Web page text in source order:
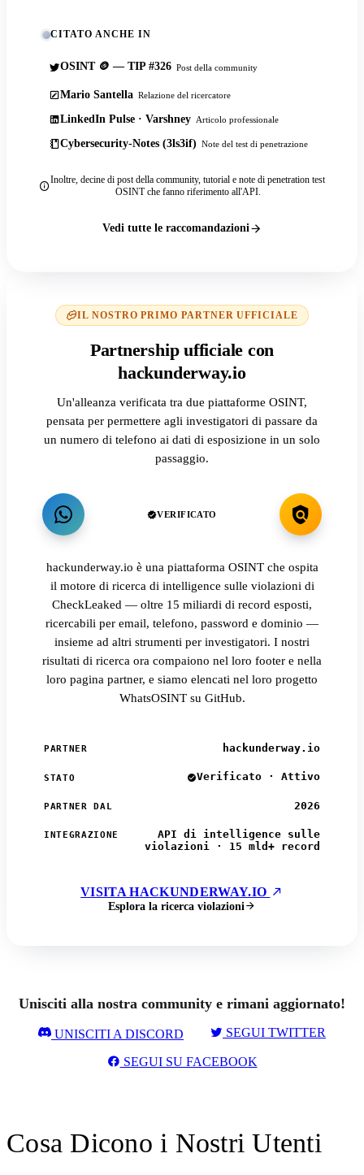
CITATO ANCHE IN
OSINT 🪙 — TIP #326 Post della community
Mario Santella Relazione del ricercatore
LinkedIn Pulse · Varshney Articolo professionale
Cybersecurity-Notes (3ls3if) Note del test di penetrazione
Inoltre, decine di post della community, tutorial e note di penetration test
OSINT che fanno riferimento all'API.
Vedi tutte le raccomandazioni
IL NOSTRO PRIMO PARTNER UFFICIALE
Partnership ufficiale con
hackunderway.io
Un'alleanza verificata tra due piattaforme OSINT,
pensata per permettere agli investigatori di passare da
un numero di telefono ai dati di esposizione in un solo
passaggio.
VERIFICATO
hackunderway.io è una piattaforma OSINT che ospita
il motore di ricerca di intelligence sulle violazioni di
CheckLeaked — oltre 15 miliardi di record esposti,
ricercabili per email, telefono, password e dominio —
insieme ad altri strumenti per investigatori. I nostri
risultati di ricerca ora compaiono nel loro footer e nella
loro pagina partner, e siamo elencati nel loro progetto
WhatsOSINT su GitHub.
PARTNER hackunderway.io
STATO Verificato · Attivo
PARTNER DAL 2026
INTEGRAZIONE
API di intelligence sulle
violazioni · 15 mld+ record
VISITA HACKUNDERWAY.IO
Esplora la ricerca violazioni
Unisciti alla nostra community e rimani aggiornato!
UNISCITI A DISCORD SEGUI TWITTER
SEGUI SU FACEBOOK
Cosa Dicono i Nostri Utenti